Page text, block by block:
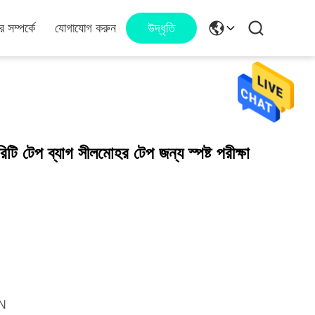
সম্পর্কে যোগাযোগ করুন উদ্ধৃতি
টেপ ব্যাগ সীলমোহর টেপ জন্য স্পষ্ট পরীক্ষা